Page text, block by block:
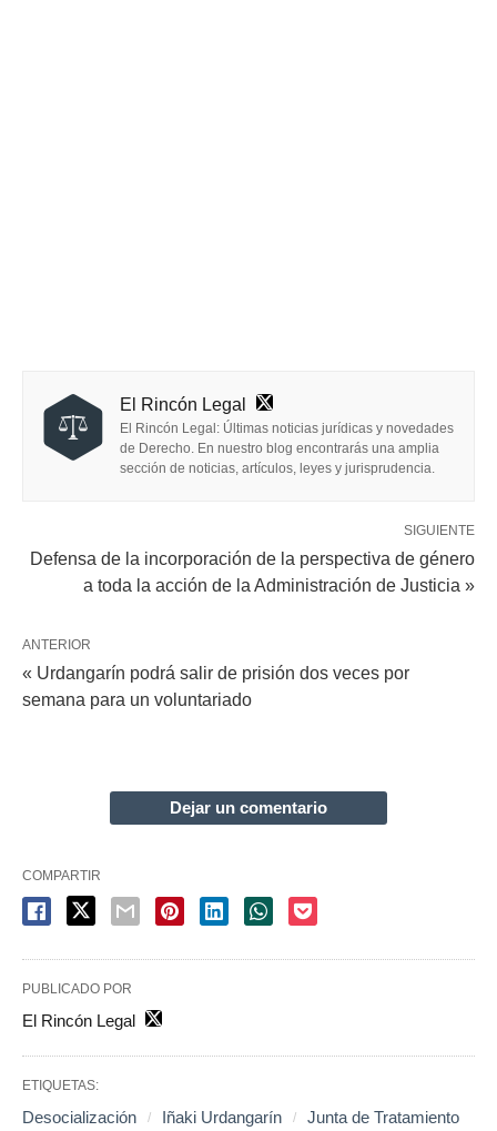
El Rincón Legal
El Rincón Legal: Últimas noticias jurídicas y novedades
de Derecho. En nuestro blog encontrarás una amplia
sección de noticias, artículos, leyes y jurisprudencia.
SIGUIENTE
Defensa de la incorporación de la perspectiva de género
a toda la acción de la Administración de Justicia »
ANTERIOR
« Urdangarín podrá salir de prisión dos veces por
semana para un voluntariado
Dejar un comentario
COMPARTIR
PUBLICADO POR
El Rincón Legal
ETIQUETAS:
Desocialización Iñaki Urdangarín
Junta de Tratamiento